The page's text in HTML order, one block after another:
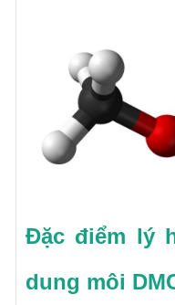
Đặc điểm lý
dung môi